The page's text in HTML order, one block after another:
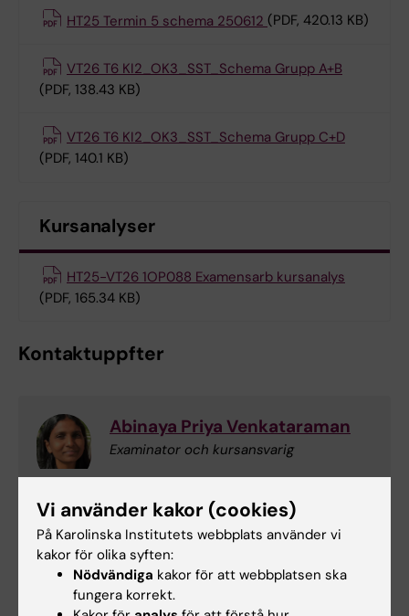
HT25 Termin 5 schema 250612 (PDF, 420.13 KB)
VT26 T6 KI2_OK3_SST_Schema Grupp A+B
(PDF, 138.43 KB)
VT26 T6 KI2_OK3_SST_Schema Grupp C+D
(PDF, 140.1 KB)
Kursanalyser
HT25-VT26 1OP088 Examensarb kursanalys
(PDF, 165.34 KB)
Kontaktuppfter
Abinaya Priya Venkataraman
Examinator och kursansvarig
+46852482545
E-post:
abinaya.venkataraman@ki.se
Vi använder kakor (cookies)
På Karolinska Institutets webbplats använder vi
kakor för olika syften:
Nödvändiga kakor för att webbplatsen ska
fungera korrekt.